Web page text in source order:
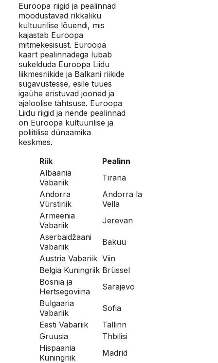
Euroopa riigid ja pealinnad
moodustavad rikkaliku
kultuurilise lõuendi, mis
kajastab Euroopa
mitmekesisust. Euroopa
kaart pealinnadega lubab
sukelduda Euroopa Liidu
liikmesriikide ja Balkani riikide
sügavustesse, esile tuues
igaühe eristuvad jooned ja
ajaloolise tähtsuse. Euroopa
Liidu riigid ja nende pealinnad
on Euroopa kultuurilise ja
poliitilise dünaamika
keskmes.
Riik
Pealinn
Albaania
Vabariik
Tirana
Andorra
Vürstiriik
Andorra la
Vella
Armeenia
Vabariik
Jerevan
Aserbaidžaani
Vabariik
Bakuu
Austria Vabariik Viin
Belgia Kuningriik Brüssel
Bosnia ja
Hertsegoviina
Sarajevo
Bulgaaria
Vabariik
Sofia
Eesti Vabariik
Tallinn
Gruusia
Thbilisi
Hispaania
Kuningriik
Madrid